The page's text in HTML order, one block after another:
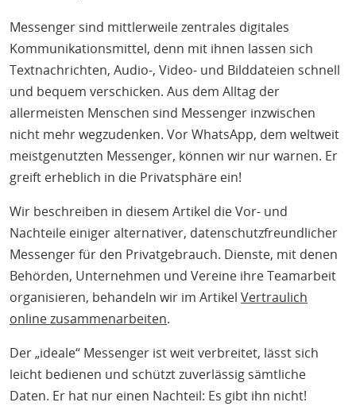
Messenger sind mittlerweile zentrales digitales
Kommunikationsmittel, denn mit ihnen lassen sich
Textnachrichten, Audio-, Video- und Bilddateien schnell
und bequem verschicken. Aus dem Alltag der
allermeisten Menschen sind Messenger inzwischen
nicht mehr wegzudenken. Vor WhatsApp, dem weltweit
meistgenutzten Messenger, können wir nur warnen. Er
greift erheblich in die Privatsphäre ein!
Wir beschreiben in diesem Artikel die Vor- und
Nachteile einiger alternativer, datenschutzfreundlicher
Messenger für den Privatgebrauch. Dienste, mit denen
Behörden, Unternehmen und Vereine ihre Teamarbeit
organisieren, behandeln wir im Artikel Vertraulich
online zusammenarbeiten.
Der „ideale“ Messenger ist weit verbreitet, lässt sich
leicht bedienen und schützt zuverlässig sämtliche
Daten. Er hat nur einen Nachteil: Es gibt ihn nicht!